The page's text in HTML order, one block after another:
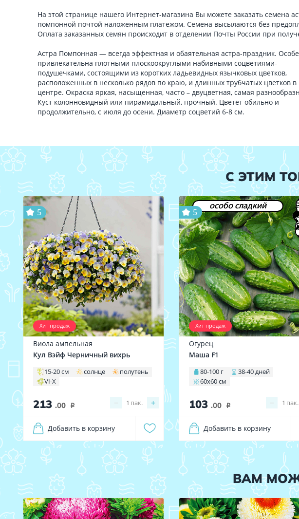
На этой странице нашего Интернет-магазина Вы можете заказать семена
помпонной почтой наложенным платежом. Семена высылаются без
Оплата заказанных семян происходит в отделении Почты России при
Астра Помпонная — всегда эффектная и обаятельная астра-праздник.
привлекательна плотными плоскоокруглыми набивными соцветиями-
подушечками, состоящими из коротких ладьевидных язычковых цветков,
расположенных в несколько рядов по краю, и длинных трубчатых цветков в
центре. Окраска яркая, насыщенная, часто – двуцветная, самая
Куст колонновидный или пирамидальный, прочный. Цветёт обильно и
продолжительно, с июля до осени. Диаметр соцветий 6-8 см.
С ЭТИМ
Хит продаж
5
Виола ампельная
Кул Вэйф Черничный вихрь
15-20 см солнце
полутень
VI-X
213 .00 i − +
1 пак.
Добавить в корзину
особо сладкий
Хит продаж
5
Огурец
Маша F1
80-100 г
38-40 дней
60х60 см
103 .00 i − 1 пак.
Добавить в корзину
ВАМ